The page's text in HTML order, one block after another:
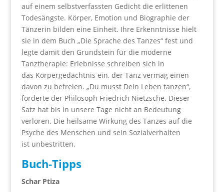
auf einem selbstverfassten Gedicht die erlittenen
Todesängste. Körper, Emotion und Biographie der
Tänzerin bilden eine Einheit. Ihre Erkenntnisse hielt
sie in dem Buch „Die Sprache des Tanzes“ fest und
legte damit den Grundstein für die moderne
Tanztherapie: Erlebnisse schreiben sich in
das Körpergedächtnis ein, der Tanz vermag einen
davon zu befreien. „Du musst Dein Leben tanzen“,
forderte der Philosoph Friedrich Nietzsche. Dieser
Satz hat bis in unsere Tage nicht an Bedeutung
verloren. Die heilsame Wirkung des Tanzes auf die
Psyche des Menschen und sein Sozialverhalten
ist unbestritten.
Buch-Tipps
Schar Ptiza